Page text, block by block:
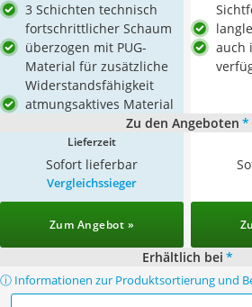
3 Schichten technisch
fortschrittlicher Schaum
überzogen mit PUG-
Material für zusätzliche
Widerstandsfähigkeit
atmungsaktives Material
auch
Zu den Angeboten *
Lieferzeit
Sofort lieferbar
Vergleichssieger
Zum Angebot »
Erhältlich bei *
ⓘ Informationen zur Produktsortierung und